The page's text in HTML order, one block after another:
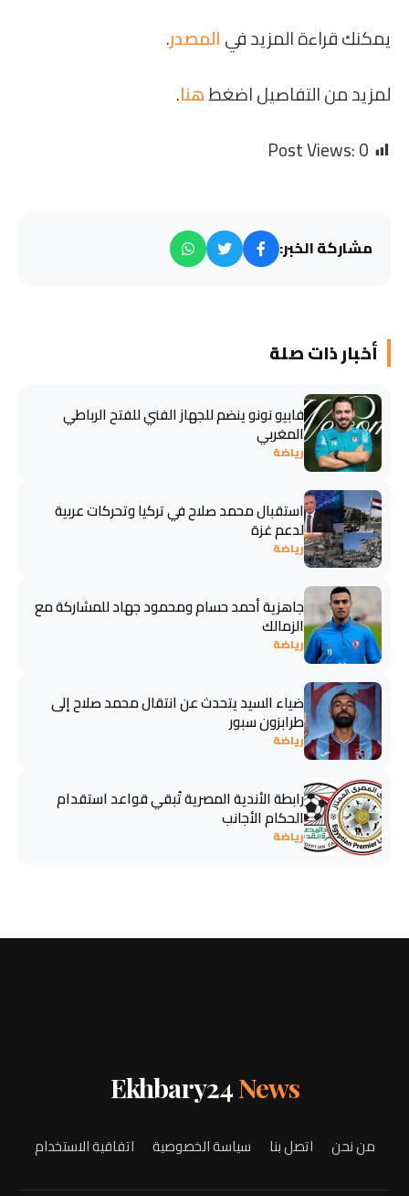
يمكنك قراءة المزيد فيالمصدر.
لمزيد من التفاصيل اضغطهنا.
Post Views:0
مشاركة الخبر:
أخبار ذات صلة
فابيو نونو ينضم للجهاز الفني للفتح الرباطي
المغربي
رياضة
استقبال محمد صلاح في تركيا وتحركات عربية
لدعم غزة
رياضة
جاهزية أحمد حسام ومحمود جهاد للمشاركة مع
الزمالك
رياضة
ضياء السيد يتحدث عن انتقال محمد صلاح إلى
طرابزون سبور
رياضة
رابطة الأندية المصرية تُبقي قواعد استقدام
الحكام الأجانب
رياضة
Ekhbary24News
من نحن اتصل بنا سياسة الخصوصية اتفاقية الاستخدام